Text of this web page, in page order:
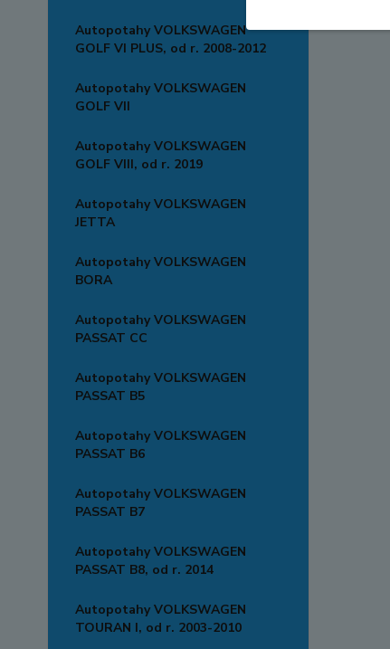
Autopotahy VOLKSWAGEN
GOLF VI PLUS, od r. 2008-2012
Autopotahy VOLKSWAGEN
GOLF VII
Autopotahy VOLKSWAGEN
GOLF VIII, od r. 2019
Autopotahy VOLKSWAGEN
JETTA
Autopotahy VOLKSWAGEN
BORA
Autopotahy VOLKSWAGEN
PASSAT CC
Autopotahy VOLKSWAGEN
PASSAT B5
Autopotahy VOLKSWAGEN
PASSAT B6
Autopotahy VOLKSWAGEN
PASSAT B7
Autopotahy VOLKSWAGEN
PASSAT B8, od r. 2014
Autopotahy VOLKSWAGEN
TOURAN I, od r. 2003-2010